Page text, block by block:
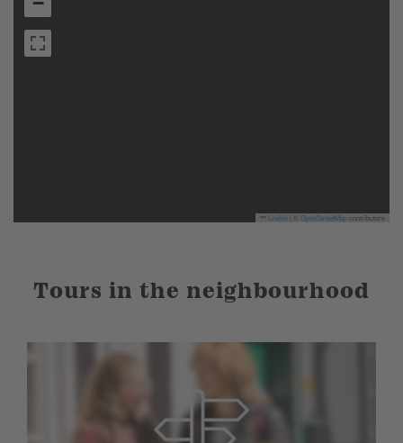
Leaflet OpenStreetMapcontributors
Tours in the neighbourhood